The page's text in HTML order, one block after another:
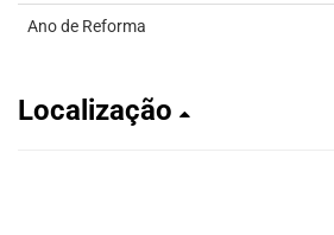
Ano de Reforma
Localização